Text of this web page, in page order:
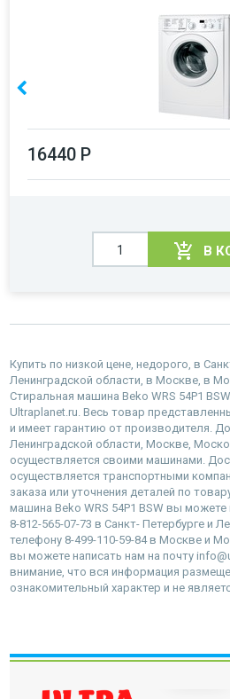
16440 Р
В
Купить по низкой цене, недорого, в
Ленинградской области, в Москве, в
Стиральная машина Beko WRS 54P1
Ultraplanet.ru. Весь товар
и имеет гарантию от производителя.
Ленинградской области, Москве,
осуществляется своими машинами.
осуществляется транспортными
заказа или уточнения деталей по
машина Beko WRS 54P1 BSW вы
8-812-565-07-73 в Санкт- Петербурге и
телефону 8-499-110-59-84 в Москве и
вы можете написать нам на почту
внимание, что вся информация
ознакомительный характер и не
наверх